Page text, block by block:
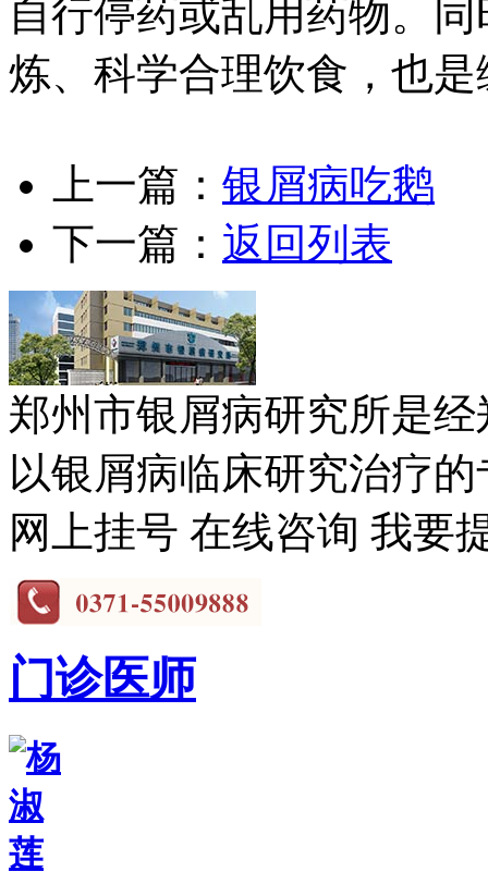
自行停药或乱用药物。
炼、科学合理饮食，也
上一篇： 银屑病吃鹅
下一篇： 返回列表
郑州市银屑病研究所是
以银屑病临床研究治疗
网上挂号 在线咨询 我要
门诊医师